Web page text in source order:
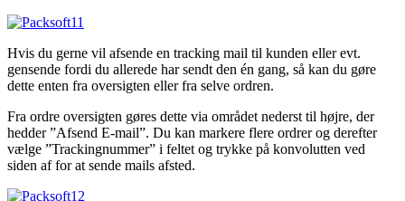
Hvis du gerne vil afsende en tracking mail til kunden eller evt.
gensende fordi du allerede har sendt den én gang, så kan du gøre
dette enten fra oversigten eller fra selve ordren.
Fra ordre oversigten gøres dette via området nederst til højre, der
hedder ”Afsend E-mail”. Du kan markere flere ordrer og derefter
vælge ”Trackingnummer” i feltet og trykke på konvolutten ved
siden af for at sende mails afsted.